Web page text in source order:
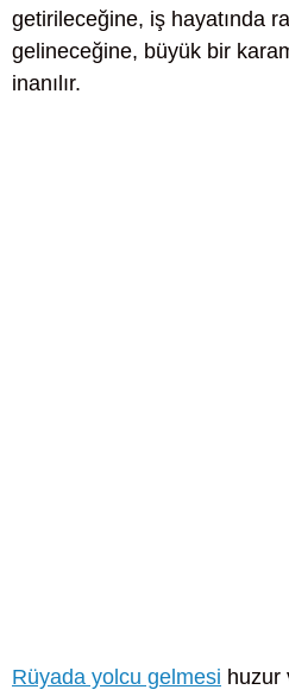
getirileceğine, iş hayatında
gelineceğine, büyük bir
inanılır.
Rüyada yolcu gelmesi huzur